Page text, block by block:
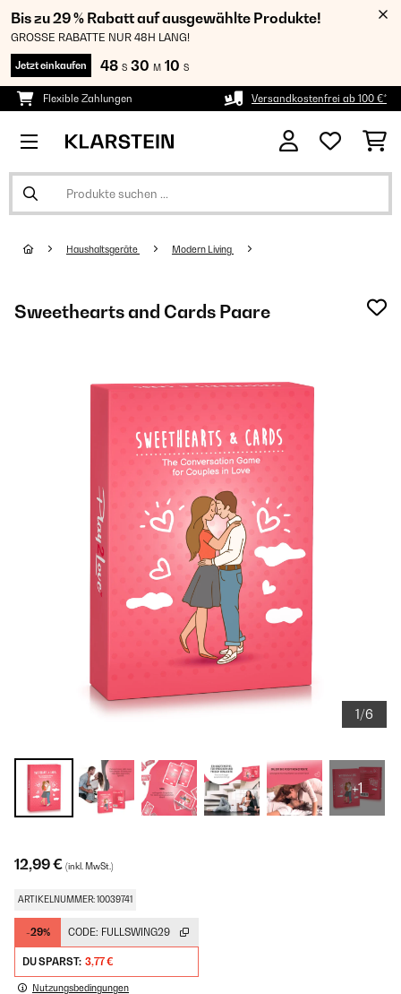
Bis zu 29 % Rabatt auf ausgewählte Produkte!
GROSSE RABATTE NUR 48H LANG!
Jetzt einkaufen 48 S 30 M 08 S
Flexible Zahlungen Versandkostenfrei ab 100 €*
Haushaltsgeräte Modern Living
Sweethearts and Cards Paare
1/6
+1
12,99 € (inkl. MwSt.)
ARTIKELNUMMER: 10039741
-29% CODE: FULLSWING29
DU SPARST: 3,77 €
Nutzungsbedingungen